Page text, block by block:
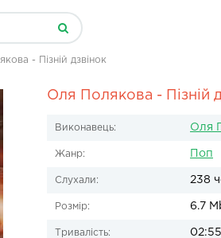
- Пізній дзвінок
Оля Полякова - Пізній
Виконавець: Оля
Жанр: Поп
Слухали: 238
Розмір: 6.7
Тривалість: 02:55